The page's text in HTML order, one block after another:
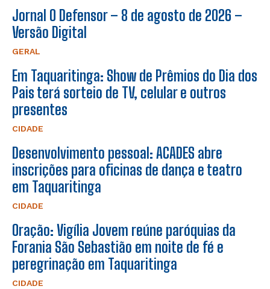
Jornal O Defensor – 8 de agosto de 2026 –
Versão Digital
GERAL
Em Taquaritinga: Show de Prêmios do Dia dos
Pais terá sorteio de TV, celular e outros
presentes
CIDADE
Desenvolvimento pessoal: ACADES abre
inscrições para oficinas de dança e teatro
em Taquaritinga
CIDADE
Oração: Vigília Jovem reúne paróquias da
Forania São Sebastião em noite de fé e
peregrinação em Taquaritinga
CIDADE